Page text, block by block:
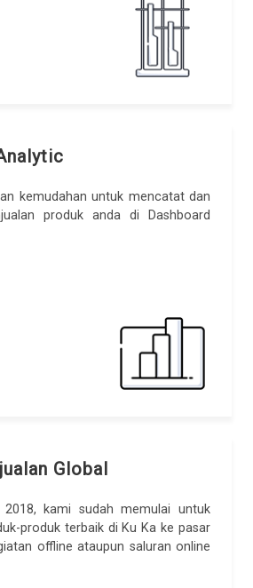
kemudahan untuk mencatat dan
produk anda di Dashboard
Global
kami sudah memulai untuk
produk terbaik di Ku Ka ke pasar
offline ataupun saluran online